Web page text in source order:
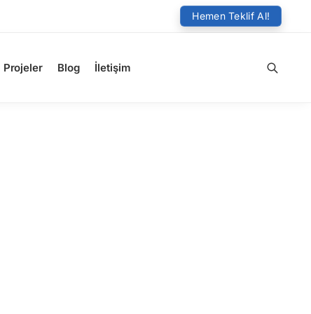
Hemen Teklif Al!
Projeler Blog İletişim
Ara